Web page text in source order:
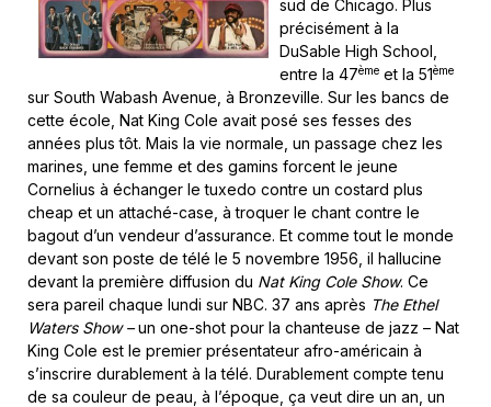
sud de Chicago. Plus
précisément à la
DuSable High School,
entre la 47ème et la 51ème
sur South Wabash Avenue, à Bronzeville. Sur les bancs de
cette école, Nat King Cole avait posé ses fesses des
années plus tôt. Mais la vie normale, un passage chez les
marines, une femme et des gamins forcent le jeune
Cornelius à échanger le tuxedo contre un costard plus
cheap et un attaché-case, à troquer le chant contre le
bagout d’un vendeur d’assurance. Et comme tout le monde
devant son poste de télé le 5 novembre 1956, il hallucine
devant la première diffusion du Nat King Cole Show. Ce
sera pareil chaque lundi sur NBC. 37 ans après The Ethel
Waters Show –un one-shot pour la chanteuse de jazz – Nat
King Cole est le premier présentateur afro-américain à
s’inscrire durablement à la télé. Durablement compte tenu
de sa couleur de peau, à l’époque, ça veut dire un an, un